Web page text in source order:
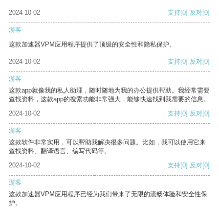
2024-10-02 支持[0] 反对[0]
游客
这款加速器VPM应用程序提供了顶级的安全性和隐私保护。
2024-10-02 支持[0] 反对[0]
游客
这款app就像我的私人助理，随时随地为我的办公提供帮助。我经常需要
查找资料，这款app的搜索功能非常强大，能够快速找到我需要的信息。
2024-10-02
支持[0] 反对[0]
游客
这款软件非常实用，可以帮助我解决很多问题。比如，我可以使用它来
查找资料、翻译语言、编写代码等。
2024-10-02
支持[0] 反对[0]
游客
这款加速器VPM应用程序已经为我们带来了无限的流畅体验和安全性保
护。